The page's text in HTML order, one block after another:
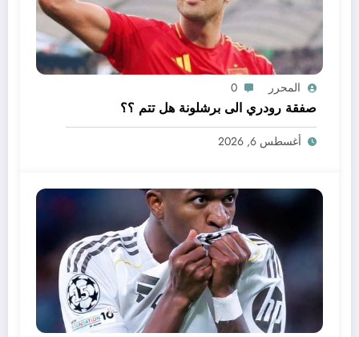
المحرر 0
صفقة رودري الى برشلونة هل تتم ؟؟
أغسطس 6, 2026